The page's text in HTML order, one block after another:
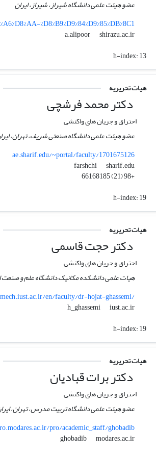
عضو هیئت علمی دانشگاه شیراز، شیراز، ایران
%D8%B9%D9%84%D9%85%DB%8C1
a.alipoor
shirazu.ac.ir
h-index:13
هیات تحریریه
دکتر محمد فرشچی
احتراق و جریان های واکنشی
عضو هیئت علمی دانشگاه صنعتی شریف، تهران،
ae.sharif.edu/~portal/faculty/1701675126
farshchi
sharif.edu
+98 (21) 66168185
h-index:19
هیات تحریریه
دکتر حجت قاسمی
احتراق و جریان های واکنشی
هیات علمی دانشکده مکانیک دانشگاه علم و صنعت
mech.iust.ac.ir/en/faculty/dr-hojat-ghassemi/
h_ghassemi
iust.ac.ir
h-index:19
هیات تحریریه
دکتر برات قبادیان
احتراق و جریان های واکنشی
عضو هیئت علمی دانشگاه تربیت مدرس، تهران،
pro/academic_staff/ghobadib
ghobadib
modares.ac.ir